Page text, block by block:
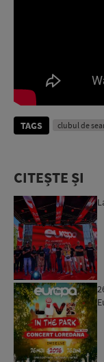
TAGS clubul de
CITEȘTE ȘI